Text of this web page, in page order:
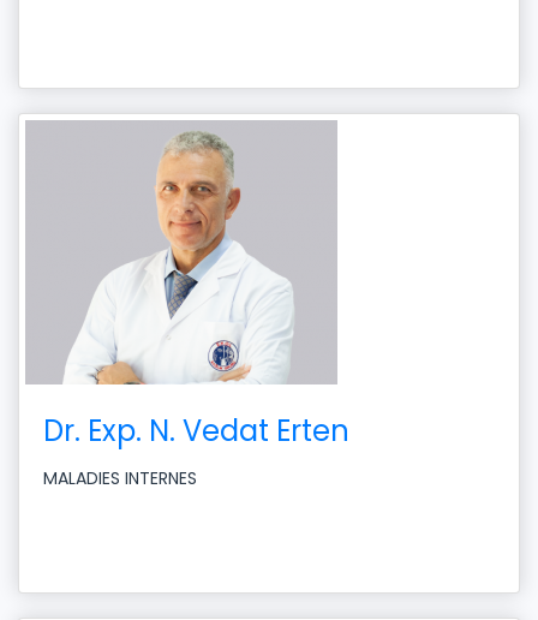
Dr. Exp. N. Vedat Erten
MALADIES INTERNES